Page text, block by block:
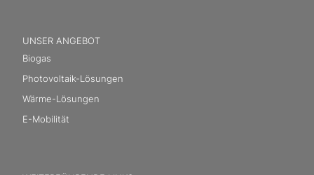
UNSER ANGEBOT
Biogas
Photovoltaik-Lösungen
Wärme-Lösungen
E-Mobilität